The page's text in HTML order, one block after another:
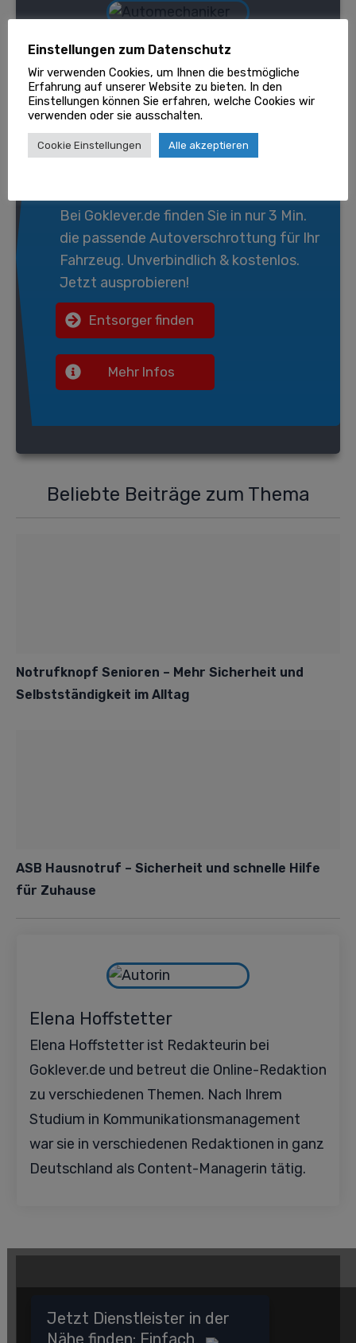
Wir entsorgen gratis Ihr
Bei Goklever.de finden Sie in nur 3 Min.
die passende Autoverschrottung für Ihr
Fahrzeug. Unverbindlich & kostenlos.
Jetzt ausprobieren!
Entsorger finden
Mehr Infos
Beliebte Beiträge zum Thema
Notrufknopf Senioren – Mehr Sicherheit und
Selbstständigkeit im Alltag
ASB Hausnotruf – Sicherheit und schnelle Hilfe
für Zuhause
Elena Hoffstetter
Elena Hoffstetter ist Redakteurin bei
Goklever.de und betreut die Online-Redaktion
zu verschiedenen Themen. Nach Ihrem
Studium in Kommunikationsmanagement
war sie in verschiedenen Redaktionen in ganz
Deutschland als Content-Managerin tätig.
Jetzt Dienstleister in der
Nähe finden: Einfach,
Einstellungen zum Datenschutz
Wir verwenden Cookies, um Ihnen die bestmögliche
Erfahrung auf unserer Website zu bieten. In den
Einstellungen können Sie erfahren, welche Cookies wir
verwenden oder sie ausschalten.
Cookie Einstellungen Alle akzeptieren